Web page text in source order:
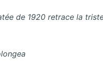
de 1920 retrace la